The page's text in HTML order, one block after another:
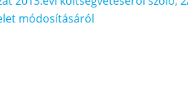
módosításáról